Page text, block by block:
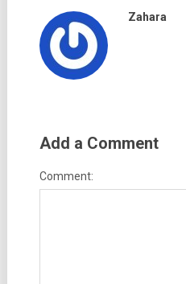
Zahara
Add a Comment
Comment: